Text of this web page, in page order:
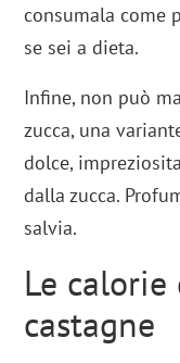
consumala come
se sei a dieta.
Infine, non può
zucca, una
dolce,
dalla zucca.
salvia.
Le
castagne